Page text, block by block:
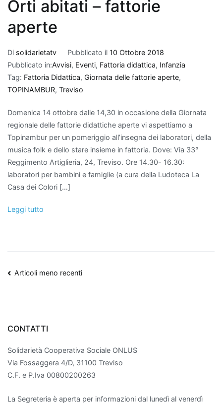
Orti abitati – fattorie
aperte
Di solidarietatv Pubblicato il 10 Ottobre 2018
Pubblicato in:Avvisi, Eventi, Fattoria didattica, Infanzia
Tag: Fattoria Didattica, Giornata delle fattorie aperte,
TOPINAMBUR, Treviso
Domenica 14 ottobre dalle 14,30 in occasione della Giornata
regionale delle fattorie didattiche aperte vi aspettiamo a
Topinambur per un pomeriggio all’insegna dei laboratori, della
musica folk e dello stare insieme in fattoria. Dove: Via 33°
Reggimento Artiglieria, 24, Treviso. Ore 14.30- 16.30:
laboratori per bambini e famiglie (a cura della Ludoteca La
Casa dei Colori […]
Leggi tutto
Navigazione
Articoli meno recenti
CONTATTI
Solidarietà Cooperativa Sociale ONLUS
Via Fossaggera 4/D, 31100 Treviso
C.F. e P.Iva 00800200263
La Segreteria è aperta per informazioni dal lunedì al venerdì